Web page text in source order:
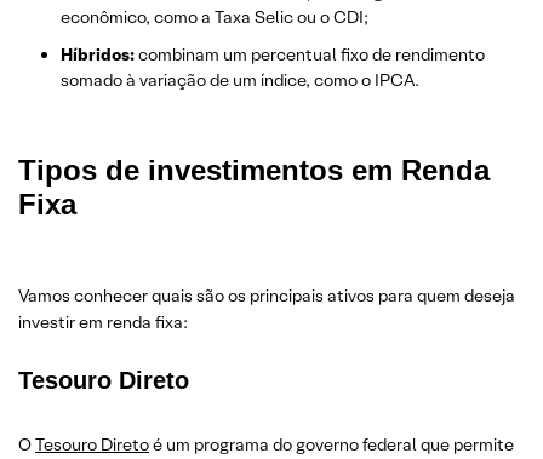
econômico, como a Taxa Selic ou o CDI;
Híbridos:combinam um percentual fixo de rendimento
somado à variação de um índice, como o IPCA.
Tipos de investimentos em Renda
Fixa
Vamos conhecer quais são os principais ativos para quem deseja
investir em renda fixa:
Tesouro Direto
OTesouro Diretoé um programa do governo federal que permite